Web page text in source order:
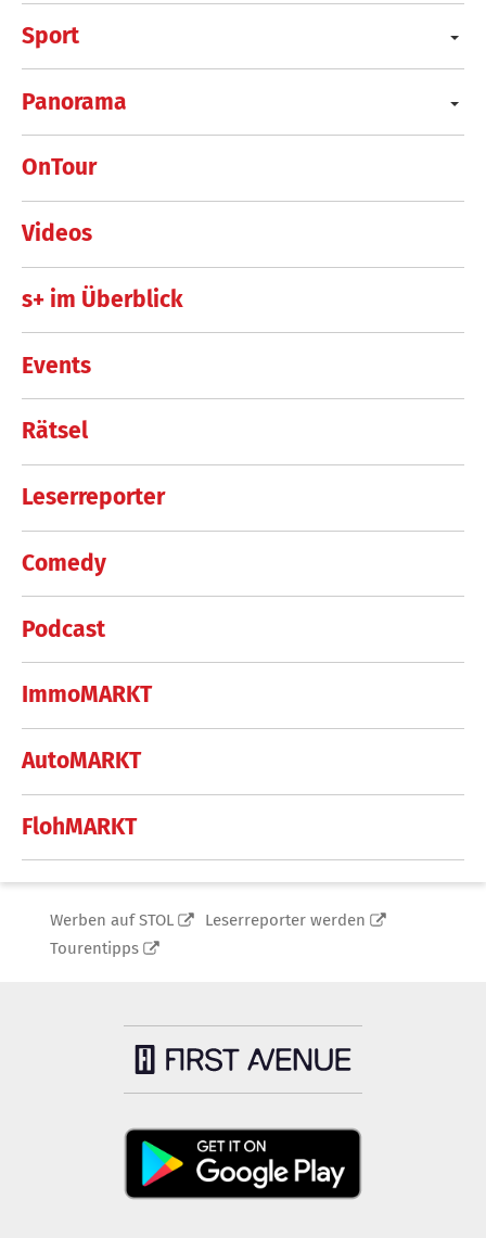
Sport
Panorama
OnTour
Videos
s+ im Überblick
Events
Rätsel
Leserreporter
Comedy
Podcast
ImmoMARKT
AutoMARKT
FlohMARKT
Werben auf STOL
Leserreporter werden
Tourentipps